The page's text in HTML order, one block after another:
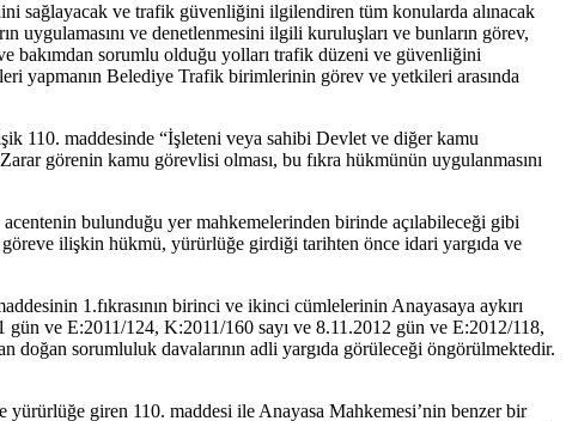
sağlayacak ve trafik güvenliğini ilgilendiren tüm konularda alınacak
ve denetlenmesini ilgili kuruluşları ve bunların görev,
bakımdan sorumlu olduğu yolları trafik düzeni ve güvenliğini
yapmanın Belediye Trafik birimlerinin görev ve yetkileri arasında
110. maddesinde “İşleteni veya sahibi Devlet ve diğer kamu
görenin kamu görevlisi olması, bu fıkra hükmünün uygulanmasını
bulunduğu yer mahkemelerinden birinde açılabileceği gibi
ilişkin hükmü, yürürlüğe girdiği tarihten önce idari yargıda ve
1.fıkrasının birinci ve ikinci cümlelerinin Anayasaya aykırı
ve E:2011/124, K:2011/160 sayı ve 8.11.2012 gün ve E:2012/118,
doğan sorumluluk davalarının adli yargıda görüleceği öngörülmektedir.
yürürlüğe giren 110. maddesi ile Anayasa Mahkemesi’nin benzer bir